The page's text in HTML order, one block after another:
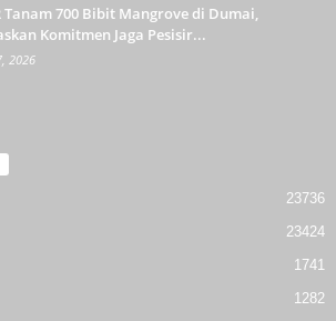
Tanam 700 Bibit Mangrove di Dumai,
Komitmen Jaga Pesisir...
2026
23736
23424
1741
1282